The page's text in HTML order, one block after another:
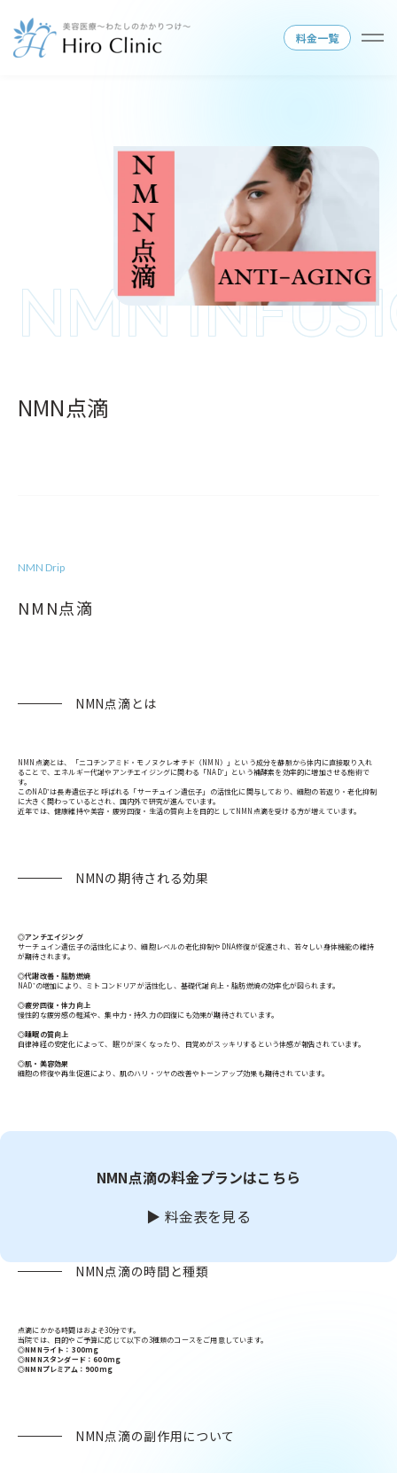
料金一覧
NMN
NMN点滴
NMN Drip
NMN点滴
NMN点滴とは
NMN点滴とは、「ニコチンアミド・モノヌクレオチド（NMN）」という成分を静脈から体内に直接取り入れ
ることで、エネルギー代謝やアンチエイジングに関わる「NAD⁺」という補酵素を効率的に増加させる施術で
す。
このNAD⁺は長寿遺伝子と呼ばれる「サーチュイン遺伝子」の活性化に関与しており、細胞の若返り・老化抑制
に大きく関わっているとされ、国内外で研究が進んでいます。
近年では、健康維持や美容・疲労回復・生活の質向上を目的としてNMN点滴を受ける方が増えています。
NMNの期待される効果
◎アンチエイジング
サーチュイン遺伝子の活性化により、細胞レベルの老化抑制やDNA修復が促進され、若々しい身体機能の維持
が期待されます。
◎代謝改善・脂肪燃焼
NAD⁺の増加により、ミトコンドリアが活性化し、基礎代謝向上・脂肪燃焼の効率化が図られます。
◎疲労回復・体力向上
慢性的な疲労感の軽減や、集中力・持久力の回復にも効果が期待されています。
◎睡眠の質向上
自律神経の安定化によって、眠りが深くなったり、目覚めがスッキリするという体感が報告されています。
◎肌・美容効果
細胞の修復や再生促進により、肌のハリ・ツヤの改善やトーンアップ効果も期待されています。
NMN点滴の料金プランはこちら
▶ 料金表を見る
NMN点滴の時間と種類
点滴にかかる時間はおよそ30分です。
当院では、目的やご予算に応じて以下の3種類のコースをご用意しています。
◎NMNライト：300mg
◎NMNスタンダード：600mg
◎NMNプレミアム：900mg
NMN点滴の副作用について